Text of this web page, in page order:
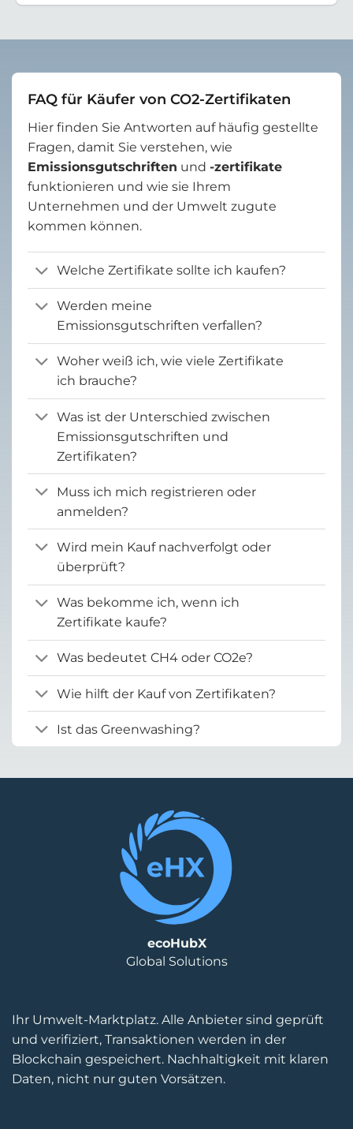
FAQ für Käufer von CO2-Zertifikaten
Hier finden Sie Antworten auf häufig gestellte
Fragen, damit Sie verstehen, wie
Emissionsgutschriften und -zertifikate
funktionieren und wie sie Ihrem
Unternehmen und der Umwelt zugute
kommen können.
Welche Zertifikate sollte ich kaufen?
Werden meine
Emissionsgutschriften verfallen?
Woher weiß ich, wie viele Zertifikate
ich brauche?
Was ist der Unterschied zwischen
Emissionsgutschriften und
Zertifikaten?
Muss ich mich registrieren oder
anmelden?
Wird mein Kauf nachverfolgt oder
überprüft?
Was bekomme ich, wenn ich
Zertifikate kaufe?
Was bedeutet CH4 oder CO2e?
Wie hilft der Kauf von Zertifikaten?
Ist das Greenwashing?
Ihr Umwelt-Marktplatz. Alle Anbieter sind geprüft
und verifiziert, Transaktionen werden in der
Blockchain gespeichert. Nachhaltigkeit mit klaren
Daten, nicht nur guten Vorsätzen.
ecoHubX
Global Solutions